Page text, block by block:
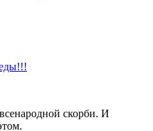
скорби. И